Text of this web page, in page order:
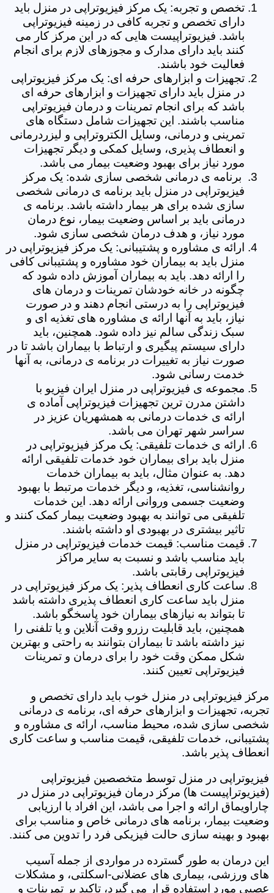
تخصص و تجربه: یک مرکز فیزیوتراپی در منزل باید
دارای تخصص و تجربه کافی در زمینه فیزیوتراپی
باشد. فیزیوتراپیست هایی که در این مرکز کار می
کنند باید دارای مدارک و مجوزهای لازم برای انجام
فعالیت خود باشند.
تجهیزات و ابزارهای حرفه ای: یک مرکز فیزیوتراپی
در منزل باید دارای تجهیزات و ابزارهای حرفه ای
باشد که برای انجام تمرینات و درمان فیزیوتراپی
مناسب باشند. این تجهیزات شامل دستگاه های
تمرینی و درمانی، وسایل الکتروتراپی و لیزردرمانی
و انعطاف پذیری، وسایل کمکی و دیگر تجهیزات
مورد نیاز برای بهبود وضعیت بیمار می باشد.
برنامه ی درمانی شخصی سازی شده: یک مرکز
فیزیوتراپی در منزل باید برنامه ی درمانی شخصی
سازی شده برای هر بیمار داشته باشد. برنامه ی
درمانی باید بر اساس وضعیت بیمار، نوع درمان
مورد نیاز، و هدف درمان شخصی سازی شود.
ارائه ی مشاوره و پشتیبانی: یک مرکز فیزیوتراپی در
منزل باید به بیماران خود مشاوره و پشتیبانی کافی
را ارائه دهد. باید به بیماران آموزش داده شود که
چگونه در خانه خودشان تمرینات و درمان های
فیزیوتراپی را به درستی انجام دهند و در صورت
نیاز، باید به آنها ارائه ی مشاوره های تغذیه ای و
سبک زندگی سالم نیز داده شود. همچنین، باید
دارای سیستم پیگیری و ارتباط با بیماران باشد تا در
صورت نیاز به تغییرات در برنامه ی درمانی، به آنها
خدمت رسانی شود.
مجموعه ی فیزیوتراپی در منزل ایران فیزیو با
داشتن مدرن ترین تجهیزات فیزیوتراپی آماده ی
ارائه ی خدمات درمانی به همشهریان عزیز در
سراسر شهر تهران می باشد.
ارائه ی خدمات تلفیقی: یک مرکز فیزیوتراپی در
منزل باید برای بیماران خود خدمات تلفیقی ارائه
دهد. به عنوان مثال، باید به بیماران خدمات
روانشناسی، تغذیه، و دیگر خدمات مرتبط با بهبود
وضعیت جسمی وروانی ارائه دهد. این خدمات
تلفیقی می توانند به بهبود وضعیت بیمار کمک کنند و
تاثیر بیشتری در بهبودی او داشته باشند.
قیمت مناسب: قیمت خدمات فیزیوتراپی در منزل
باید مناسب باشد و نسبت به سایر مراکز
فیزیوتراپی رقابتی باشد.
ساعت کاری انعطاف پذیر: یک مرکز فیزیوتراپی در
منزل باید ساعت کاری انعطاف پذیری داشته باشد
تا بتواند به نیازهای بیماران خود پاسخگو باشد.
همچنین، باید قابلیت رزرو وقت آنلاین و یا تلفنی را
نیز داشته باشد تا بیماران بتوانند به راحتی و بهترین
شکل ممکن وقت خود را برای درمان و تمرینات
فیزیوتراپی تعیین کنند.
مرکز فیزیوتراپی در منزل خوب باید دارای تخصص و
تجربه، تجهیزات و ابزارهای حرفه ای، برنامه ی درمانی
شخصی سازی شده، محیط مناسب، ارائه ی مشاوره و
پشتیبانی، خدمات تلفیقی، قیمت مناسب و ساعت کاری
انعطاف پذیر باشد.
فیزیوتراپی در منزل توسط متخصصین فیزیوتراپی
(فیزیوتراپیست ها) مرکز درمان فیزیوتراپی در منزل در
چاراویماق ارائه و اجرا می باشد، این افراد با ارزیابی
وضعیت بیمار، برنامه های درمانی خاص و مناسب برای
بهبود و بهینه سازی حالت فیزیکی فرد را تدوین می کنند.
این درمان به طور گسترده در مواردی از جمله آسیب
های ورزشی، بیماری های عضلانی-اسکلتی، و مشکلات
عصبی مورد استفاده قرار می گیرد، تاکید بر تمرینات و